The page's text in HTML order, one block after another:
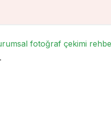
fotoğraf çekimi